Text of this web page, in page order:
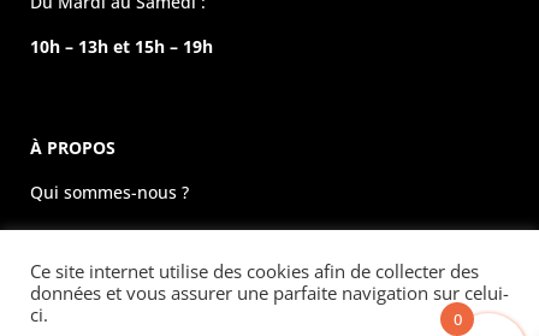
10h – 13h et 15h – 19h
À PROPOS
Qui sommes-nous ?
La boutique physique
Évènements
Mentions légales
Ce site internet utilise des cookies afin de collecter des
données et vous assurer une parfaite navigation sur celui-
ci.
0